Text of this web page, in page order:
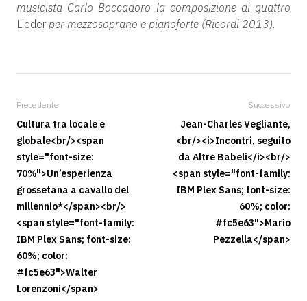
musicista Carlo Boccadoro la composizione di quattro
Lieder per mezzosoprano e pianoforte (Ricordi 2013).
Precedente
Cultura tra locale e
globale<br/><span
style="font-size:
70%">Un’esperienza
grossetana a cavallo del
millennio*</span><br/>
<span style="font-family:
IBM Plex Sans; font-size:
60%; color:
#fc5e63">Walter
Lorenzoni</span>
Successivo
Jean-Charles Vegliante,
<br/><i>Incontri, seguito
da Altre Babeli</i><br/>
<span style="font-family:
IBM Plex Sans; font-size:
60%; color:
#fc5e63">Mario
Pezzella</span>